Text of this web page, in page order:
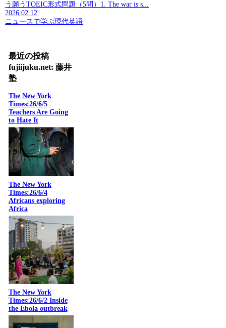
う願うTOEIC形式問題（5問）1. The war is s...
2026.02.12
ニュースで学ぶ現代英語
最近の投稿
fujiijuku.net: 藤井
塾
The New York
Times:26/6/5
Teachers Are Going
to Hate It
The New York
Times:26/6/4
Africans exploring
Africa
The New York
Times:26/6/2 Inside
the Ebola outbreak